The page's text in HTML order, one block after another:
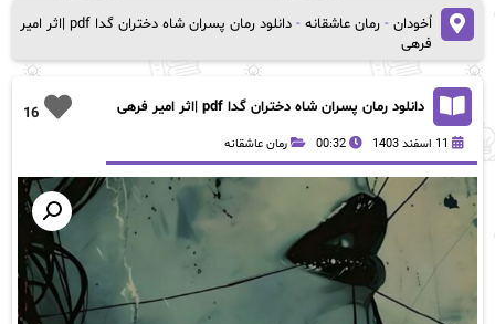
اُخودان- رمان عاشقانه-
دانلود رمان پسران شاه دختران گدا pdf |اثر امیر
فرهی
16 دانلود رمان پسران شاه دختران گدا pdf |اثر امیر فرهی
11 اسفند 1403 00:32 رمان عاشقانه